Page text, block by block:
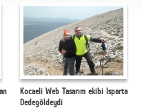
Kocaeli Web Tasarım ekibi Isparta
Dedegöldeydi